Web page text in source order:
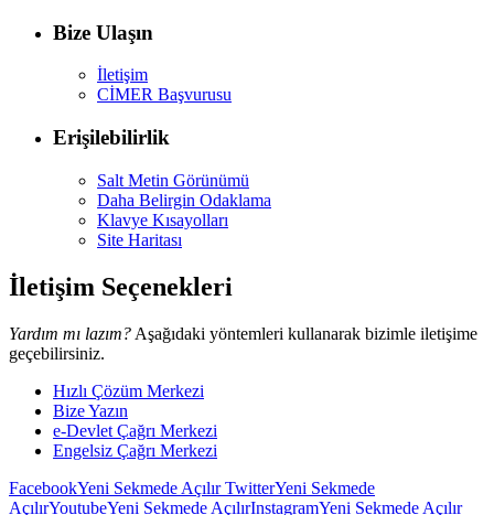
Bize Ulaşın
İletişim
CİMER Başvurusu
Erişilebilirlik
Salt Metin Görünümü
Daha Belirgin Odaklama
Klavye Kısayolları
Site Haritası
İletişim Seçenekleri
Yardım mı lazım? Aşağıdaki yöntemleri kullanarak bizimle iletişime
geçebilirsiniz.
Hızlı Çözüm Merkezi
Bize Yazın
e-Devlet Çağrı Merkezi
Engelsiz Çağrı Merkezi
FacebookYeni Sekmede AçılırTwitterYeni Sekmede
AçılırYoutubeYeni Sekmede AçılırInstagramYeni Sekmede Açılır